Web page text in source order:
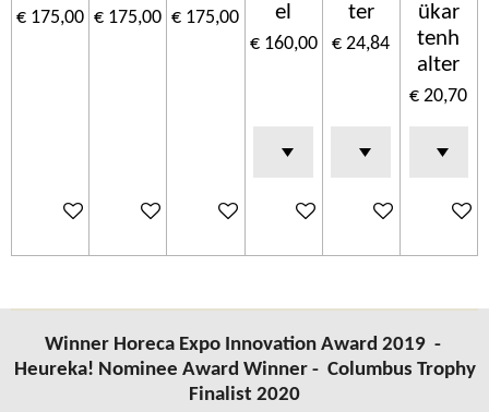
€ 175,00
In winkelwagen
€ 175,00
In winkelwagen
€ 175,00
In winkelwagen
el
€ 160,00
In winkelwagen
ter
€ 24,84
In winkelwagen
ükar
tenh
alter
€ 20,70
In
Winner Horeca Expo Innovation Award 2019 -
Heureka! Nominee Award Winner - Columbus Trophy
Finalist 2020